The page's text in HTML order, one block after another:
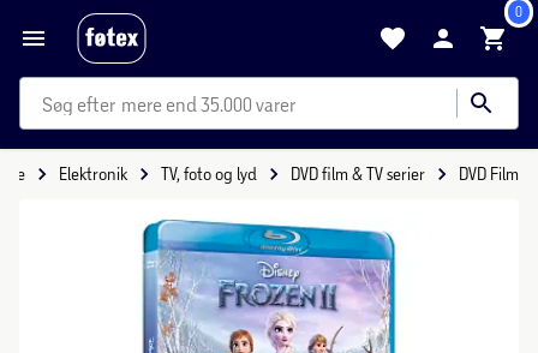
0
mere end 35.000 varer
Elektronik TV, foto og lyd DVD film & TV serier DVD Film